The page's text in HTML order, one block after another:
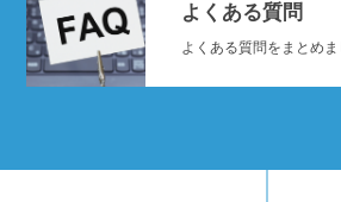
よくある質問
よくある質問をまとめま